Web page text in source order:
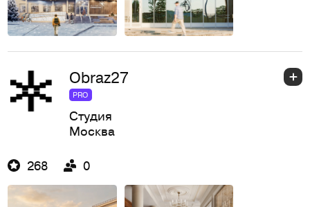
Obraz27
PRO
Студия
Москва
268 0